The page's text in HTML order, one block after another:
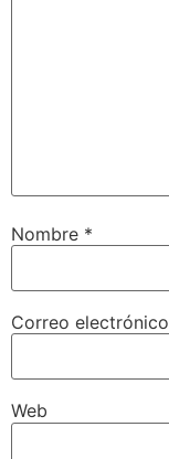
Nombre *
Correo electrónico
Web